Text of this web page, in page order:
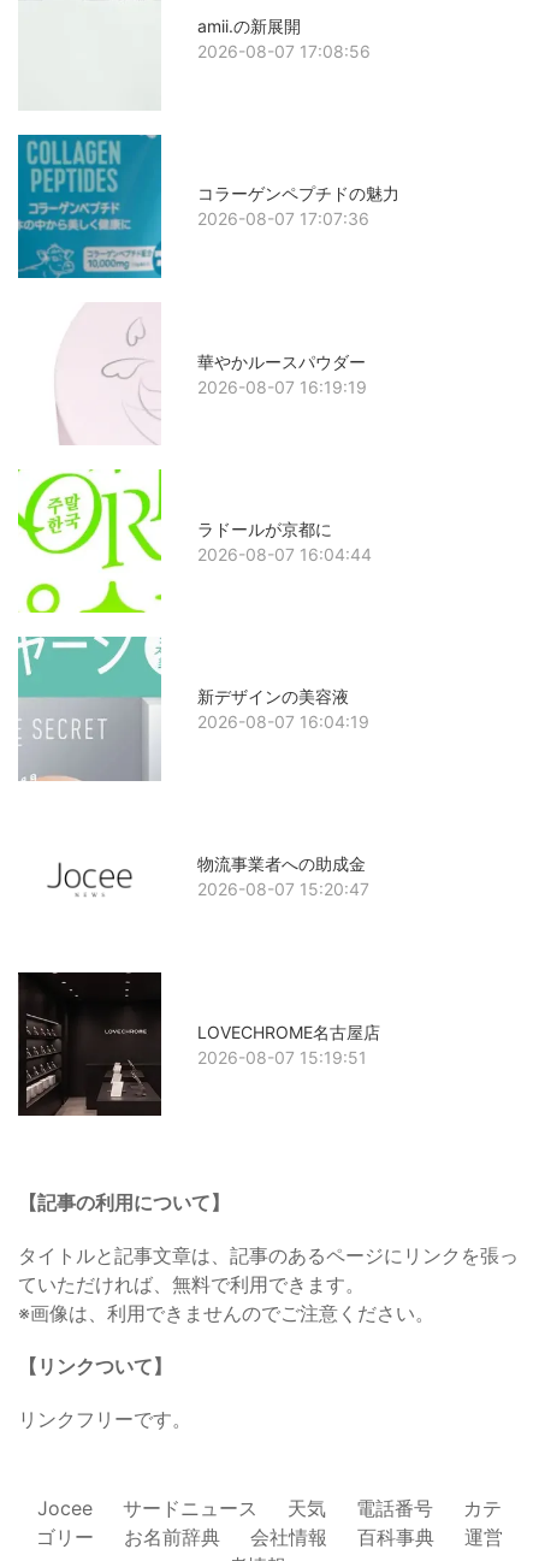
amii.の新展開
2026-08-07 17:08:56
コラーゲンペプチドの魅力
2026-08-07 17:07:36
華やかルースパウダー
2026-08-07 16:19:19
ラドールが京都に
2026-08-07 16:04:44
新デザインの美容液
2026-08-07 16:04:19
物流事業者への助成金
2026-08-07 15:20:47
LOVECHROME名古屋店
2026-08-07 15:19:51
【記事の利用について】
タイトルと記事文章は、記事のあるページにリンクを張っ
ていただければ、無料で利用できます。
※画像は、利用できませんのでご注意ください。
【リンクついて】
リンクフリーです。
Jocee サードニュース 天気 電話番号
カテ
ゴリー
お名前辞典 会社情報 百科事典
運営